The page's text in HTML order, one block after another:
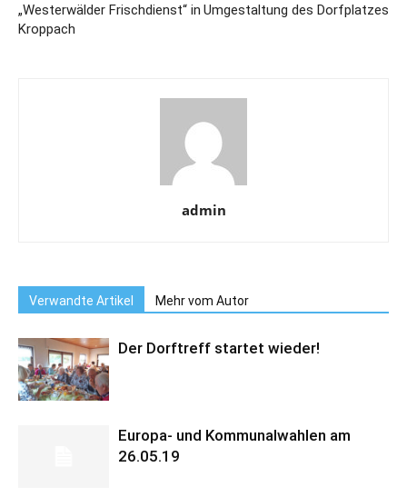
„Westerwälder Frischdienst“ in
Kroppach
Umgestaltung des Dorfplatzes
admin
Verwandte Artikel Mehr vom Autor
Der Dorftreff startet wieder!
Europa- und Kommunalwahlen am
26.05.19